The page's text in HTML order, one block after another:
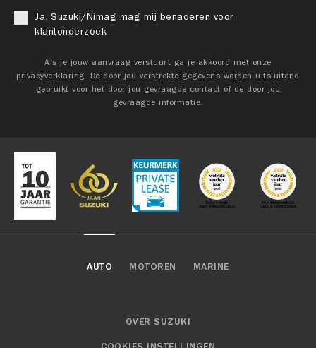
Ja, Suzuki/Nimag mag mij benaderen voor
klantonderzoek
Als je jouw aanvraag verstuurt ga je akkoord met onze
privacyverklaring. De door jou verstrekte gegevens worden uitsluitend
gebruikt voor het door jou gevraagde contact of de door jou
gevraagde informatie.
AUTO MOTOREN MARINE
OVER SUZUKI